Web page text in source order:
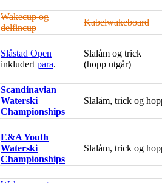
Wakecup og
delfincup
Kabelwakeboard
Slåstad Open
inkludert para.
Slalåm og trick
(hopp utgår)
Scandinavian
Waterski
Championships
Slalåm, trick og
E&A Youth
Waterski
Championships
Slalåm, trick og